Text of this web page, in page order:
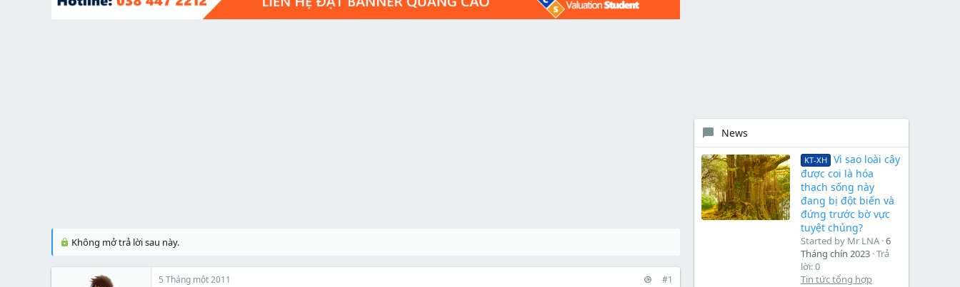
t
Không mở trả lời sau này.
5 Tháng một 2011 #1
News
KT-XH
Vì sao loài cây
được coi là hóa
thạch sống này
đang bị đột biến và
đứng trước bờ vực
tuyệt chủng?
Started by Mr LNA 6
Tháng chín 2023 Trả
lời: 0
Tin tức tổng hợp